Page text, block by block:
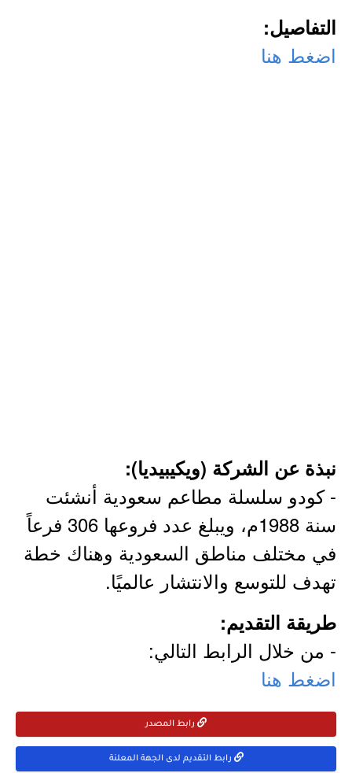
التفاصيل:
اضغط هنا
نبذة عن الشركة (ويكيبيديا):
- كودو سلسلة مطاعم سعودية أنشئت
سنة 1988م، ويبلغ عدد فروعها 306 فرعاً
في مختلف مناطق السعودية وهناك خطة
تهدف للتوسع والانتشار عالميًا.
طريقة التقديم:
- من خلال الرابط التالي:
اضغط هنا
رابط المصدر
رابط التقديم لدى الجهة المعلنة